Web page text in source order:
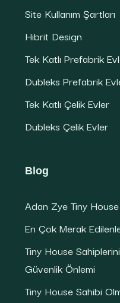
Site Kullanım Şartları
Hibrit Design
Tek Katlı Prefabrik
Dubleks Prefabrik
Tek Katlı Çelik Evler
Dubleks Çelik Evler
Blog
Adan Zye Tiny
En Çok Merak
Tiny House
Güvenlik Önlemi
Tiny House Sahibi